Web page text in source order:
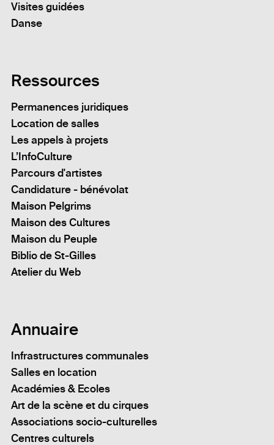
Visites guidées
Danse
Ressources
Permanences juridiques
Location de salles
Les appels à projets
L’InfoCulture
Parcours d'artistes
Candidature - bénévolat
Maison Pelgrims
Maison des Cultures
Maison du Peuple
Biblio de St-Gilles
Atelier du Web
Annuaire
Infrastructures communales
Salles en location
Académies & Ecoles
Art de la scène et du cirques
Associations socio-culturelles
Centres culturels